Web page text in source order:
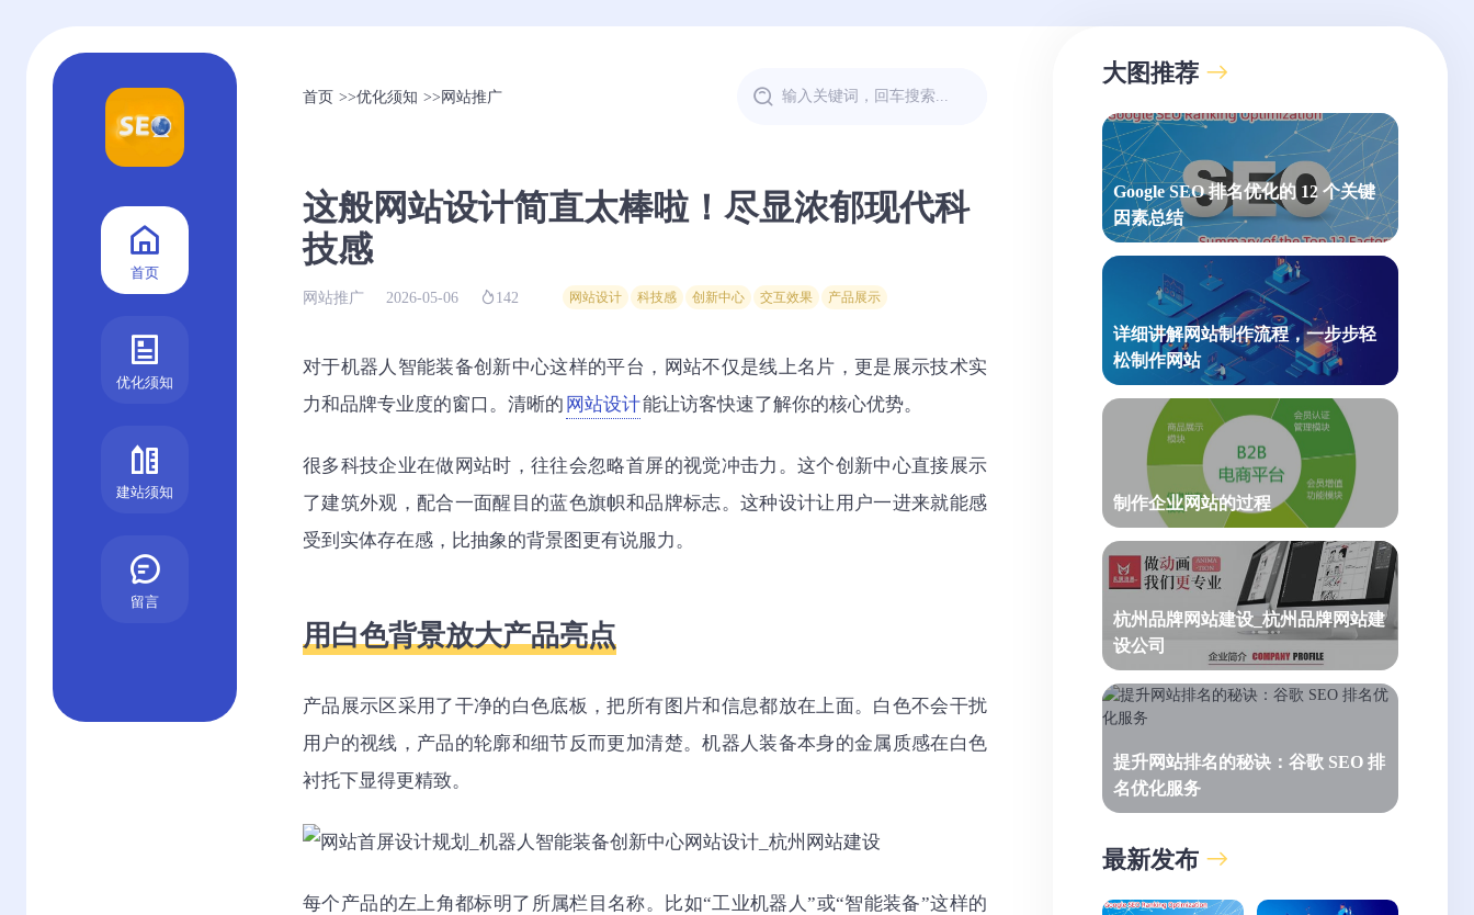
首页
优化须知
建站须知
留言
首页 >>优化须知 >>网站推广
这般网站设计简直太棒啦！尽显浓郁现代科
技感
网站推广 2026-05-06 142 网站设计 科技感 创新中心 交互效果 产品展示
对于机器人智能装备创新中心这样的平台，网站不仅是线上名片，更是展示技术实
力和品牌专业度的窗口。清晰的 网站设计能让访客快速了解你的核心优势。
很多科技企业在做网站时，往往会忽略首屏的视觉冲击力。这个创新中心直接展示
了建筑外观，配合一面醒目的蓝色旗帜和品牌标志。这种设计让用户一进来就能感
受到实体存在感，比抽象的背景图更有说服力。
用白色背景放大产品亮点
产品展示区采用了干净的白色底板，把所有图片和信息都放在上面。白色不会干扰
用户的视线，产品的轮廓和细节反而更加清楚。机器人装备本身的金属质感在白色
衬托下显得更精致。
每个产品的左上角都标明了所属栏目名称。比如“工业机器人”或“智能装备”这样的
大图推荐
Google SEO 排名优化的 12 个关键
因素总结
详细讲解网站制作流程，一步步轻
松制作网站
制作企业网站的过程
杭州品牌网站建设_杭州品牌网站建
设公司
提升网站排名的秘诀：谷歌 SEO 排
名优化服务
最新发布